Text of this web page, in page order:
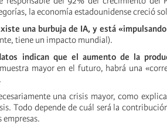
la economía estadounidense creció
una burbuja de IA, y está
tiene un impacto mundial).
indican que el aumento de la
mayor en el futuro, habrá una
una crisis mayor, como
Todo depende de cuál será la